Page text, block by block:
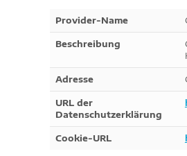
Provider-Name
Beschreibung
Adresse
URL der
Datenschutzerklärung
Cookie-URL